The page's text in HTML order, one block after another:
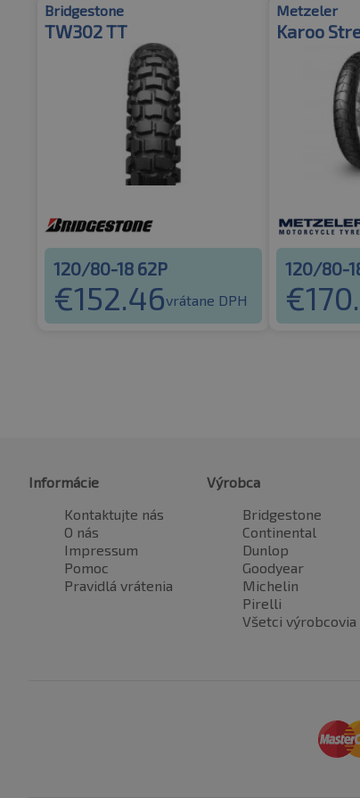
Bridgestone
TW302 TT
120/80-18 62P
€152.46vrátane DPH
Metzeler
Karoo
120/80-
€
Informácie
Kontaktujte nás
O nás
Impressum
Pomoc
Pravidlá vrátenia
Výrobca
Bridgestone
Continental
Dunlop
Goodyear
Michelin
Pirelli
Všetci výrobcovia